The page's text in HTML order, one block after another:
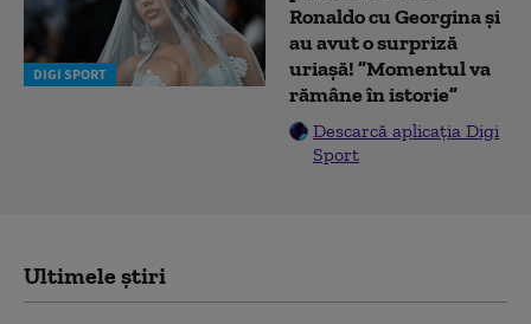
DIGI SPORT
Ronaldo cu Georgina și
au avut o surpriză
uriașă! ”Momentul va
rămâne în istorie”
Descarcă aplicația Digi
Sport
Ultimele știri